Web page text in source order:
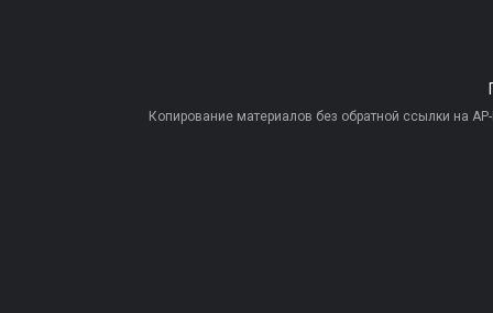
Копирование материалов без обратной ссылки на